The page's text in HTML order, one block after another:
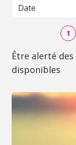
Date
1
Être alerté
disponibles